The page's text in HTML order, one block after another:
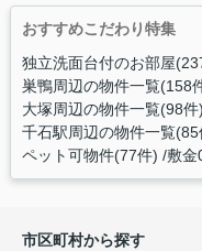
おすすめこだわり特集
独立洗面台付のお部屋
巣鴨周辺の物件一覧(158
大塚周辺の物件一覧(98件)
千石駅周辺の物件一覧(85
ペット可物件(77件) 敷金
市区町村から探す